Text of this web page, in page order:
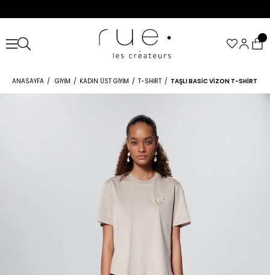
ANASAYFA GIYIM KADIN ÜST GIYIM T-SHIRT TAŞLI BASIC VIZON T-SHIRT